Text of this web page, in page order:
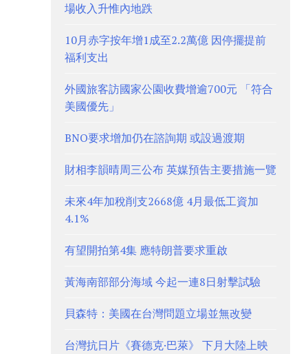
場收入升惟內地跌
10月赤字按年增1成至2.2萬億 因停擺提前
福利支出
外國旅客訪國家公園收費增逾700元 「符合
美國優先」
BNO要求增加仍在諮詢期 或設過渡期
財相李韻晴周三公布 英媒預告主要措施一覽
未來4年加稅削支2668億 4月最低工資加
4.1%
有望開拍第4集 應特朗普要求重啟
黃海南部部分海域 今起一連8日射擊試驗
貝森特：美國在台灣問題立場並無改變
台灣抗日片《賽德克·巴萊》 下月大陸上映